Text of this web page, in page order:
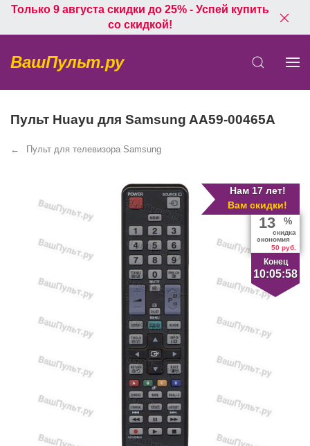
Только 9 августа скидки до 25% - Успей купить
со скидкой!
ВашПульт.ру
Пульт Huayu для Samsung AA59-00465A
Пульт для телевизора Samsung
Нам 17 лет!
Вам скидки!
Конец
10:05:58
13 %
скидка
экономия
50 руб.